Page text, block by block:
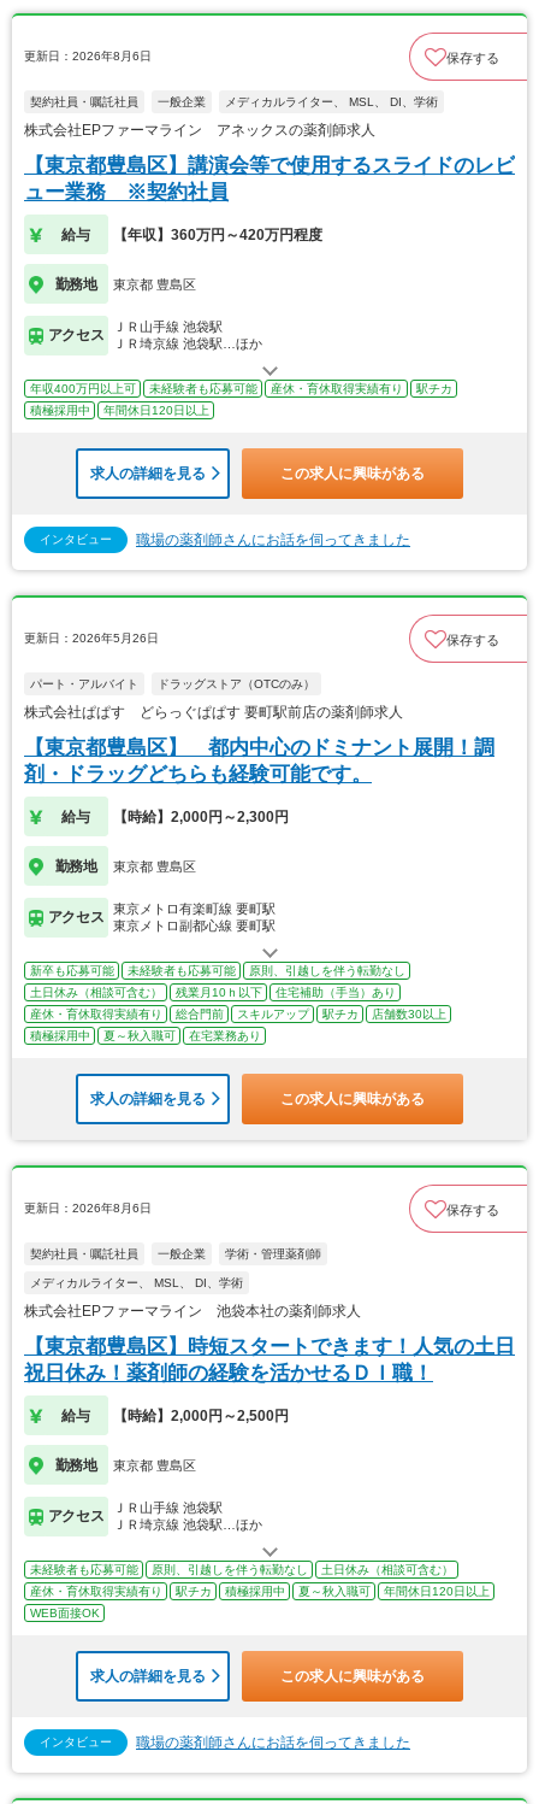
更新日：2026年8月6日 保存する
契約社員・嘱託社員 一般企業 メディカルライター、 MSL、 DI、学術
株式会社EPファーマライン アネックスの薬剤師求人
【東京都豊島区】講演会等で使用するスライドのレビ
ュー業務 ※契約社員
給与 【年収】360万円～420万円程度
勤務地 東京都 豊島区
アクセス
ＪＲ山手線 池袋駅
ＪＲ埼京線 池袋駅…ほか
年収400万円以上可 未経験者も応募可能 産休・育休取得実績有り
駅チカ
積極採用中
年間休日120日以上
求人の詳細を見る この求人に興味がある
インタビュー 職場の薬剤師さんにお話を伺ってきました
更新日：2026年5月26日 保存する
パート・アルバイト ドラッグストア（OTCのみ）
株式会社ぱぱす どらっぐぱぱす 要町駅前店の薬剤師求人
【東京都豊島区】 都内中心のドミナント展開！調
剤・ドラッグどちらも経験可能です。
給与 【時給】2,000円～2,300円
勤務地 東京都 豊島区
アクセス
東京メトロ有楽町線 要町駅
東京メトロ副都心線 要町駅
新卒も応募可能 未経験者も応募可能
原則、引越しを伴う転勤なし
土日休み（相談可含む）
残業月10ｈ以下
住宅補助（手当）あり
産休・育休取得実績有り
総合門前 スキルアップ 駅チカ
店舗数30以上
積極採用中
夏～秋入職可 在宅業務あり
求人の詳細を見る この求人に興味がある
更新日：2026年8月6日 保存する
契約社員・嘱託社員 一般企業 学術・管理薬剤師
メディカルライター、 MSL、 DI、学術
株式会社EPファーマライン 池袋本社の薬剤師求人
【東京都豊島区】時短スタートできます！人気の土日
祝日休み！薬剤師の経験を活かせるＤＩ職！
給与 【時給】2,000円～2,500円
勤務地 東京都 豊島区
アクセス
ＪＲ山手線 池袋駅
ＪＲ埼京線 池袋駅…ほか
未経験者も応募可能 原則、引越しを伴う転勤なし
土日休み（相談可含む）
産休・育休取得実績有り
駅チカ 積極採用中 夏～秋入職可
年間休日120日以上
WEB面接OK
求人の詳細を見る この求人に興味がある
インタビュー 職場の薬剤師さんにお話を伺ってきました